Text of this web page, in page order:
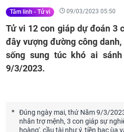
Tâm linh - Tử vi 09/03/2023 05:50
Tử vi 12 con giáp dự đoán 3
đây vượng đường công
sống sung túc khó ai
9/3/2023.
Đúng ngày mai, thứ Năm 9/3/
nhân trợ mệnh, 3 con giáp sự
hoàng', cầu tài như ý, tiền bạc ùa